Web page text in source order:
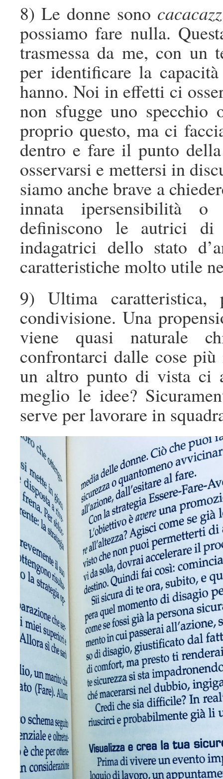
8) Le donne sono
possiamo fare nulla.
trasmessa da me, con un
per identificare la
hanno. Noi in effetti ci
non sfugge uno specchio
proprio questo, ma ci
dentro e fare il punto
osservarsi e mettersi in
siamo anche brave a
innata ipersensibilità o
definiscono le autrici di
indagatrici dello stato
caratteristiche molto utile
9) Ultima
condivisione. Una
viene quasi naturale
confrontarci dalle cose
un altro punto di vista ci
meglio le idee?
serve per lavorare in